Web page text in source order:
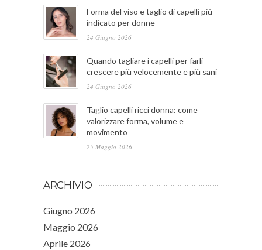
Forma del viso e taglio di capelli più
indicato per donne
24 Giugno 2026
Quando tagliare i capelli per farli
crescere più velocemente e più sani
24 Giugno 2026
Taglio capelli ricci donna: come
valorizzare forma, volume e
movimento
25 Maggio 2026
ARCHIVIO
Giugno 2026
Maggio 2026
Aprile 2026